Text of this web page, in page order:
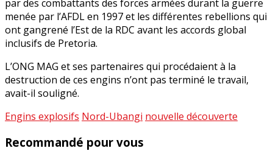
par des combattants des forces armées durant la guerre
menée par l’AFDL en 1997 et les différentes rebellions qui
ont gangrené l’Est de la RDC avant les accords global
inclusifs de Pretoria.
L’ONG MAG et ses partenaires qui procédaient à la
destruction de ces engins n’ont pas terminé le travail,
avait-il souligné.
Engins explosifs Nord-Ubangi nouvelle découverte
Recommandé pour vous